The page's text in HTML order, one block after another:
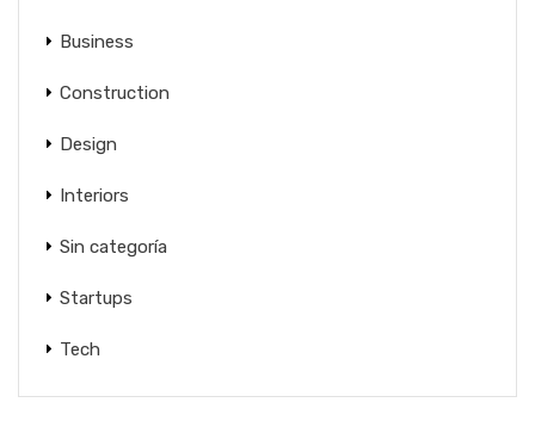
Business
Construction
Design
Interiors
Sin categoría
Startups
Tech